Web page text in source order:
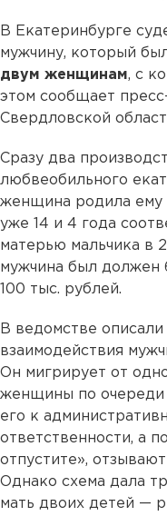
В Екатеринбурге
мужчину, который
двум женщинам, с
этом сообщает
Свердловской
Сразу два
любвеобильного
женщина родила ему
уже 14 и 4 года
матерью мальчика в
мужчина был должен
100 тыс. рублей.
В ведомстве
взаимодействия
Он мигрирует от
женщины по очереди
его к
ответственности, а
отпустите»,
Однако схема дала
мать двоих детей —